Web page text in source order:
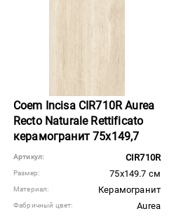
Coem Incisa CIR710R Aurea
Recto Naturale Rettificato
керамогранит 75x149,7
Артикул: CIR710R
Размер: 75x149.7 см
Материал: Керамогранит
Фабричный цвет: Aurea